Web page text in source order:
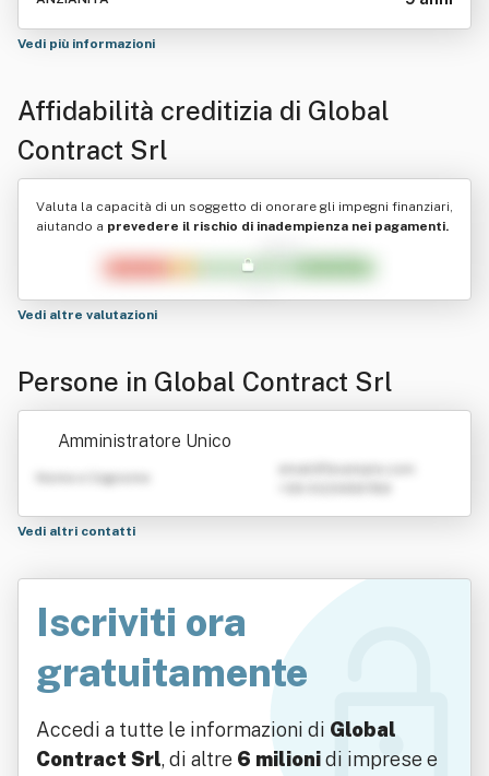
Vedi più informazioni
Affidabilità creditizia di Global
Contract Srl
Valuta la capacità di un soggetto di onorare gli impegni finanziari,
aiutando a prevedere il rischio di inadempienza nei pagamenti.
Vedi altre valutazioni
Persone in Global Contract Srl
Amministratore Unico
Nome e Cognome
Vedi altri contatti
Iscriviti ora
gratuitamente
Accedi a tutte le informazioni di Global
Contract Srl, di altre 6 milionidi imprese e